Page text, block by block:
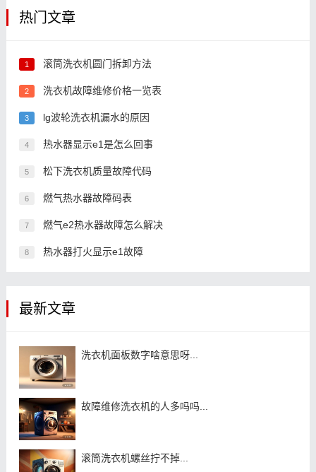
热门文章
1 滚筒洗衣机圆门拆卸方法
2 洗衣机故障维修价格一览表
3 lg波轮洗衣机漏水的原因
4 热水器显示e1是怎么回事
5 松下洗衣机质量故障代码
6 燃气热水器故障码表
7 燃气e2热水器故障怎么解决
8 热水器打火显示e1故障
最新文章
洗衣机面板数字啥意思呀...
故障维修洗衣机的人多吗吗...
滚筒洗衣机螺丝拧不掉...